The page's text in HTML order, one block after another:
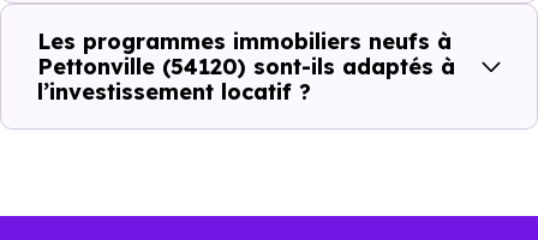
minimum
moyen
maximum
1 108 €
Les programmes immobiliers neufs à
Pettonville (54120) sont-ils adaptés à
l’investissement locatif ?